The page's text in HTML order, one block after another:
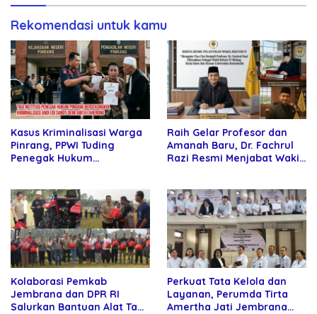
Rekomendasi untuk kamu
Kasus Kriminalisasi Warga
Pinrang, PPWI Tuding
Penegak Hukum
Raih Gelar Profesor dan
Amanah Baru, Dr. Fachrul
Razi Resmi Menjabat Wakil
Kolaborasi Pemkab
Jembrana dan DPR RI
Salurkan Bantuan Alat Tani
Perkuat Tata Kelola dan
Layanan, Perumda Tirta
Amertha Jati Jembrana